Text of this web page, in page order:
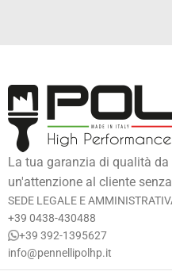
La tua garanzia di qualità
un'attenzione al cliente
SEDE LEGALE E
+39 0438-430488
+39 392-1395627
info@pennellipolhp.it